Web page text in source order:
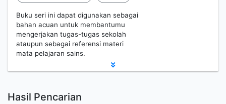
Buku seri ini dapat digunakan sebagai
bahan acuan untuk membantumu
mengerjakan tugas-tugas sekolah
ataupun sebagai referensi materi
mata pelajaran sains.
Hasil Pencarian